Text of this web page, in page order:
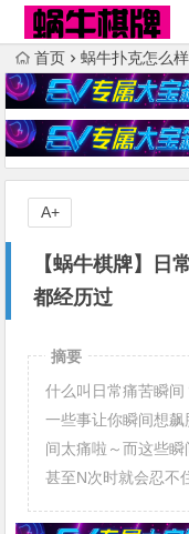
首页 蜗牛扑克怎么样
【蜗牛棋牌】日
都经历过
A+
摘要
什么叫日常痛苦瞬
一些事让你瞬间想
间太痛啦～而这些
甚至N次时就会忍不